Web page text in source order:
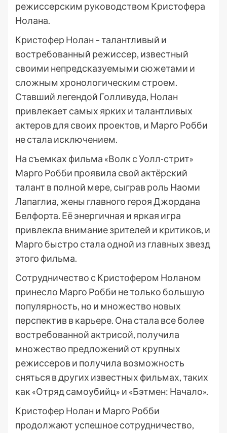
режиссерским руководством Кристофера
Нолана.
Кристофер Нолан – талантливый и
востребованный режиссер, известный
своими непредсказуемыми сюжетами и
сложным хронологическим строем.
Ставший легендой Голливуда, Нолан
привлекает самых ярких и талантливых
актеров для своих проектов, и Марго Робби
не стала исключением.
На съемках фильма «Волк с Уолл-стрит»
Марго Робби проявила свой актёрский
талант в полной мере, сыграв роль Наоми
Лапаглиа, жены главного героя Джордана
Белфорта. Её энергичная и яркая игра
привлекла внимание зрителей и критиков, и
Марго быстро стала одной из главных звезд
этого фильма.
Сотрудничество с Кристофером Ноланом
принесло Марго Робби не только большую
популярность, но и множество новых
перспектив в карьере. Она стала все более
востребованной актрисой, получила
множество предложений от крупных
режиссеров и получила возможность
сняться в других известных фильмах, таких
как «Отряд самоубийц» и «Бэтмен: Начало».
Кристофер Нолан и Марго Робби
продолжают успешное сотрудничество,